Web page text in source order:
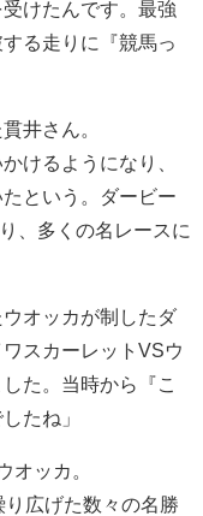
けたんです。最強
る走りに『競馬っ
井さん。
けるようになり、
という。ダービー
、多くの名レースに
ウオッカが制したダ
スカーレットVSウ
た。当時から『こ
たね」
オッカ。
広げた数々の名勝